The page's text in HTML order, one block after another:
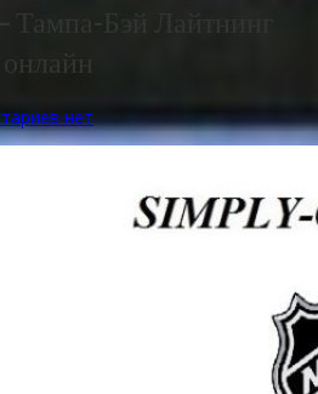
Бэй Лайтнинг
нет